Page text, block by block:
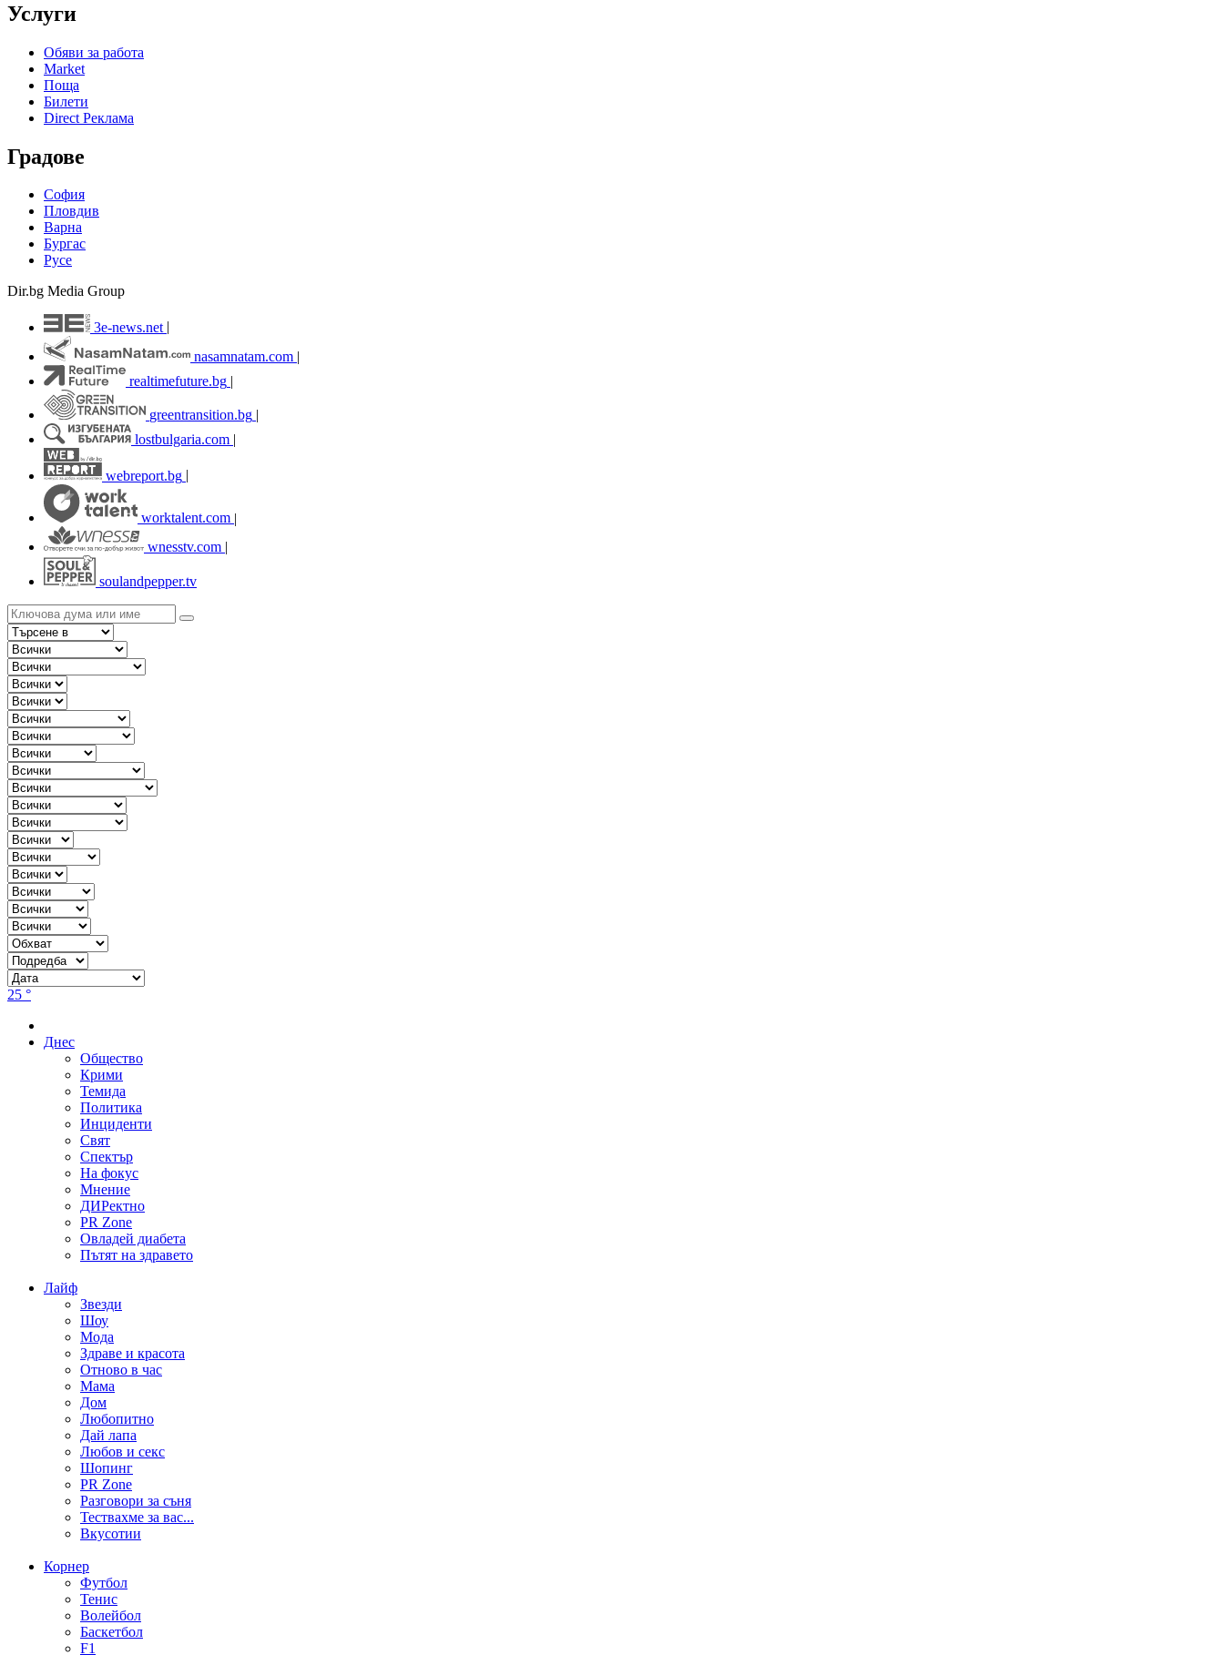
Услуги
Обяви за работа
Market
Поща
Билети
Direct Реклама
Градове
София
Пловдив
Варна
Бургас
Русе
Dir.bg Media Group
3e-news.net
nasamnatam.com |
realtimefuture.bg |
greentransition.bg |
lostbulgaria.com |
webreport.bg
worktalent.com |
wnesstv.com |
soulandpepper.tv
25 °
Днес
Общество
Крими
Темида
Политика
Инциденти
Свят
Спектър
На фокус
Мнение
ДИРектно
PR Zone
Овладей диабета
Пътят на здравето
Лайф
Звезди
Шоу
Мода
Здраве и красота
Отново в час
Мама
Дом
Любопитно
Дай лапа
Любов и секс
Шопинг
PR Zone
Разговори за съня
Тествахме за вас...
Вкусотии
Корнер
Футбол
Тенис
Волейбол
Баскетбол
F1